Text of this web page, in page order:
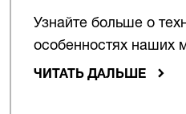
Узнайте больше о
особенностях наших
ЧИТАТЬ ДАЛЬШЕ